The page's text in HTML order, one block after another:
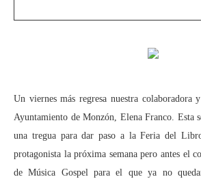
Un viernes más regresa nuestra colaboradora
Ayuntamiento de Monzón, Elena Franco. Esta
una tregua para dar paso a la Feria del
protagonista la próxima semana pero antes el
de Música Gospel para el que ya no